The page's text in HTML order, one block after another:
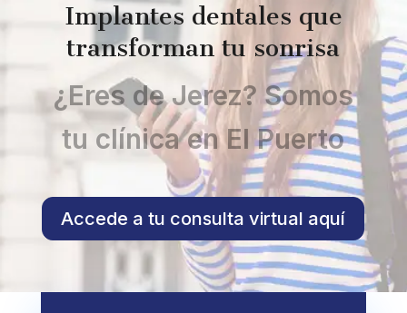
Implantes dentales que
transforman tu sonrisa
¿Eres de Jerez? Somos
tu clínica en El Puerto
Accede a tu consulta virtual aquí